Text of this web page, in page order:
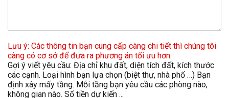
Lưu ý: Các thông tin bạn cung cấp càng chi tiết thì chúng tôi
càng có cơ sở để đưa ra phương án tối ưu hơn.
Gợi ý viết yêu cầu: Địa chỉ khu đất, diện tích đất, kích thước
các cạnh. Loại hình bạn lựa chọn (biệt thự, nhà phố …) Bạn
định xây mấy tầng. Mỗi tầng bạn yêu cầu các phòng nào,
không gian nào. Số tiền dự kiến ...